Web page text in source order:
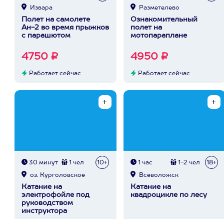
Извара
Полет на самолете
Ан-2 во время прыжков
с парашютом
4750 ₽
Работает сейчас
Разметелево
Ознакомительный
полет на
мотопараплане
4950 ₽
Работает сейчас
30 минут 1 чел 10+
оз. Курголовское
Катание на
электрофойле под
руководством
инструктора
1 час 1-2 чел 18+
Всеволожск
Катание на
квадроцикле по лесу